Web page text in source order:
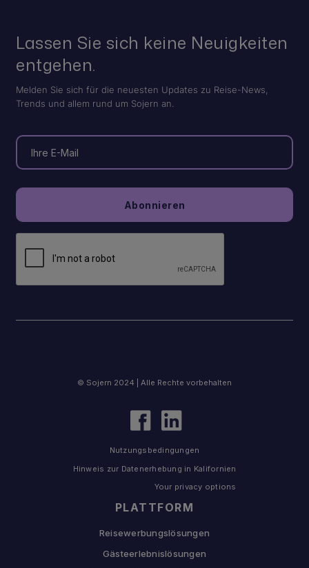
Lassen Sie sich keine Neuigkeiten
entgehen.
Melden Sie sich für die neuesten Updates zu Reise-News,
Trends und allem rund um Sojern an.
PLATTFORM
Reisewerbungslösungen
Gästeerlebnislösungen
© Sojern 2024 | Alle Rechte vorbehalten
Nutzungsbedingungen
Hinweis zur Datenerhebung in Kalifornien
Your privacy options